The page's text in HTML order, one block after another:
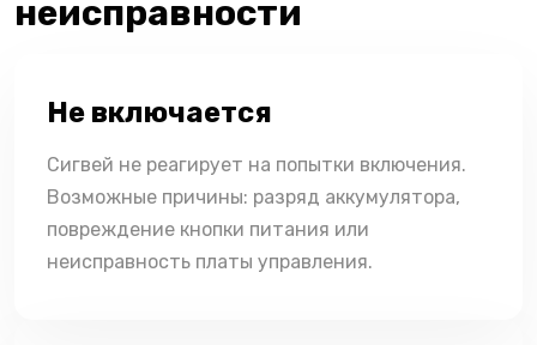
неисправности
Не включается
Сигвей не реагирует на попытки включения.
Возможные причины: разряд аккумулятора,
повреждение кнопки питания или
неисправность платы управления.